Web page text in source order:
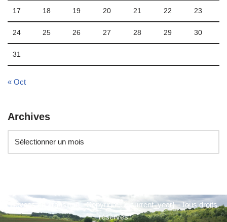
17 18 19 20 21 22 23
24 25 26 27 28 29 30
31
« Oct
Archives
Beynes en Transition - Copyright © {current_year} - Tous droits
réservés